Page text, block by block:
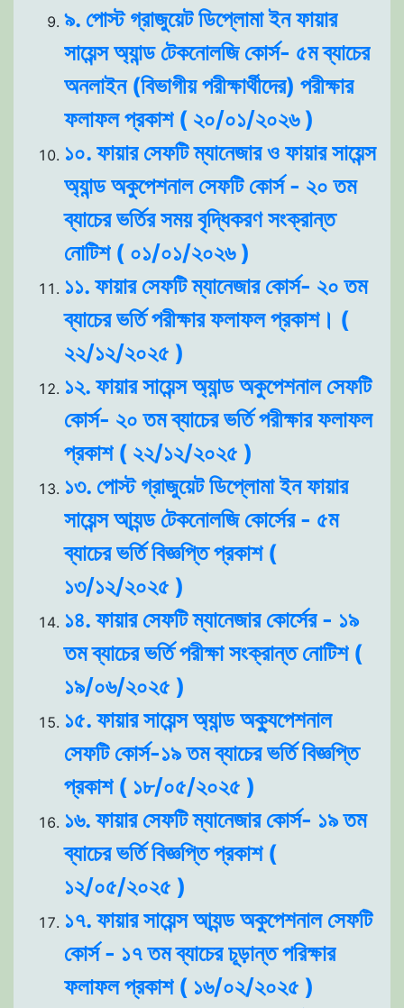
৯. পোস্ট গ্রাজুয়েট ডিপ্লোমা ইন ফায়ার
সায়েন্স অ্যান্ড টেকনোলজি কোর্স- ৫ম ব্যাচের
অনলাইন (বিভাগীয় পরীক্ষার্থীদের) পরীক্ষার
ফলাফল প্রকাশ ( ২০/০১/২০২৬ )
১০. ফায়ার সেফটি ম্যানেজার ও ফায়ার সায়েন্স
অ্যান্ড অকুপেশনাল সেফটি কোর্স - ২০ তম
ব্যাচের ভর্তির সময় বৃদ্ধিকরণ সংক্রান্ত
নোটিশ ( ০১/০১/২০২৬ )
১১. ফায়ার সেফটি ম্যানেজার কোর্স- ২০ তম
ব্যাচের ভর্তি পরীক্ষার ফলাফল প্রকাশ। (
২২/১২/২০২৫ )
১২. ফায়ার সায়েন্স অ্যান্ড অকুপেশনাল সেফটি
কোর্স- ২০ তম ব্যাচের ভর্তি পরীক্ষার ফলাফল
প্রকাশ ( ২২/১২/২০২৫ )
১৩. পোস্ট গ্রাজুয়েট ডিপ্লোমা ইন ফায়ার
সায়েন্স আ্যন্ড টেকনোলজি কোর্সের - ৫ম
ব্যাচের ভর্তি বিজ্ঞপ্তি প্রকাশ (
১৩/১২/২০২৫ )
১৪. ফায়ার সেফটি ম্যানেজার কোর্সের - ১৯
তম ব্যাচের ভর্তি পরীক্ষা সংক্রান্ত নোটিশ (
১৯/০৬/২০২৫ )
১৫. ফায়ার সায়েন্স অ্যান্ড অক্যুপেশনাল
সেফটি কোর্স-১৯ তম ব্যাচের ভর্তি বিজ্ঞপ্তি
প্রকাশ ( ১৮/০৫/২০২৫ )
১৬. ফায়ার সেফটি ম্যানেজার কোর্স- ১৯ তম
ব্যাচের ভর্তি বিজ্ঞপ্তি প্রকাশ (
১২/০৫/২০২৫ )
১৭. ফায়ার সায়েন্স আ্যন্ড অকুপেশনাল সেফটি
কোর্স - ১৭ তম ব্যাচের চূড়ান্ত পরিক্ষার
ফলাফল প্রকাশ ( ১৬/০২/২০২৫ )